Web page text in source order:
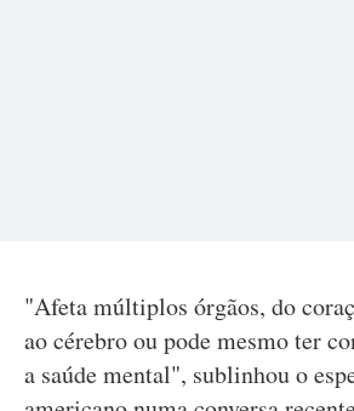
"Afeta múltiplos órgãos, do
ao cérebro ou pode mesmo ter
a saúde mental", sublinhou o